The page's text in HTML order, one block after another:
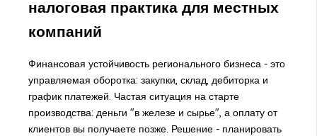
налоговая практика для местных
компаний
Финансовая устойчивость регионального бизнеса - это
управляемая оборотка: закупки, склад, дебиторка и
график платежей. Частая ситуация на старте
производства: деньги "в железе и сырье", а оплату от
клиентов вы получаете позже. Решение - планировать